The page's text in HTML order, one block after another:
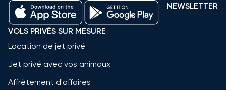
NEWSLETTER
VOLS PRIVÉS SUR MESURE
Location de jet privé
Jet privé avec vos animaux
Affrètement d'affaires